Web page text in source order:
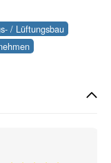
/ Lüftungsbau